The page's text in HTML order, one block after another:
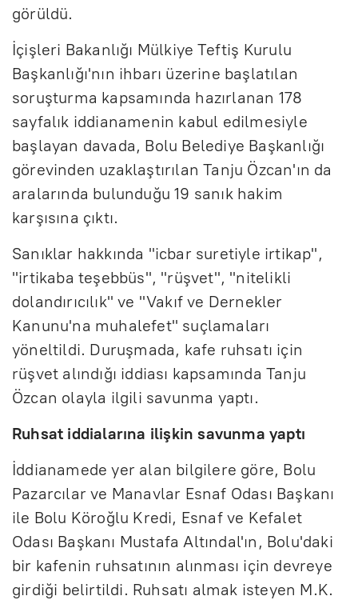
görüldü.
İçişleri Bakanlığı Mülkiye Teftiş Kurulu
Başkanlığı'nın ihbarı üzerine başlatılan
soruşturma kapsamında hazırlanan 178
sayfalık iddianamenin kabul edilmesiyle
başlayan davada, Bolu Belediye Başkanlığı
görevinden uzaklaştırılan Tanju Özcan'ın da
aralarında bulunduğu 19 sanık hakim
karşısına çıktı.
Sanıklar hakkında "icbar suretiyle irtikap",
"irtikaba teşebbüs", "rüşvet", "nitelikli
dolandırıcılık" ve "Vakıf ve Dernekler
Kanunu'na muhalefet" suçlamaları
yöneltildi. Duruşmada, kafe ruhsatı için
rüşvet alındığı iddiası kapsamında Tanju
Özcan olayla ilgili savunma yaptı.
Ruhsat iddialarına ilişkin savunma yaptı
İddianamede yer alan bilgilere göre, Bolu
Pazarcılar ve Manavlar Esnaf Odası Başkanı
ile Bolu Köroğlu Kredi, Esnaf ve Kefalet
Odası Başkanı Mustafa Altındal'ın, Bolu'daki
bir kafenin ruhsatının alınması için devreye
girdiği belirtildi. Ruhsatı almak isteyen M.K.